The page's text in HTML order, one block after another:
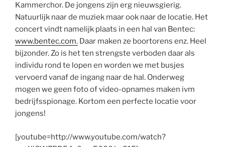
Kammerchor. De jongens zijn erg nieuwsgierig.
Natuurlijk naar de muziek maar ook naar de locatie. Het
concert vindt namelijk plaats in een hal van Bentec:
www.bentec.com. Daar maken ze boortorens enz. Heel
bijzonder. Zo is het ten strengste verboden daar als
individu rond te lopen en worden we met busjes
vervoerd vanaf de ingang naar de hal. Onderweg
mogen we geen foto of video-opnames maken ivm
bedrijfsspionage. Kortom een perfecte locatie voor
jongens!
[youtube=http://www.youtube.com/watch?